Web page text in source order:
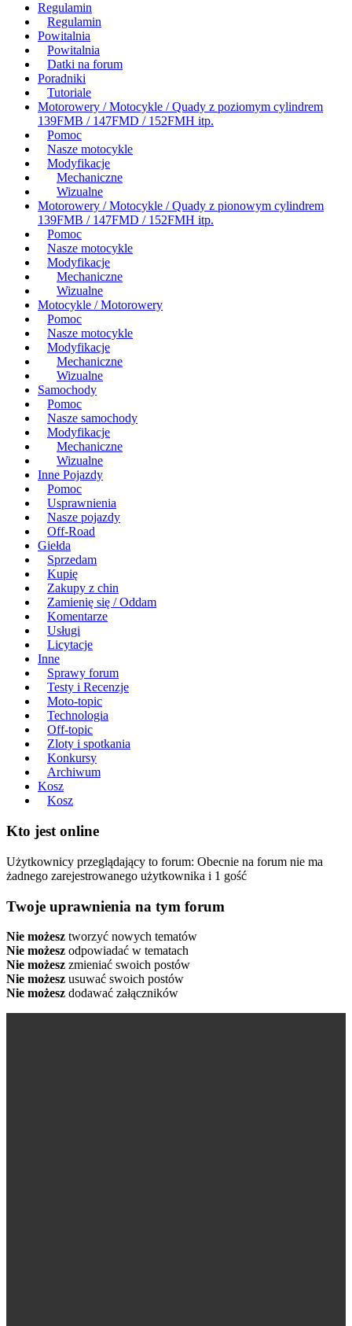
Regulamin
Regulamin
Powitalnia
Powitalnia
Datki na forum
Poradniki
Tutoriale
Motorowery / Motocykle / Quady z poziomym cylindrem
139FMB / 147FMD / 152FMH itp.
Pomoc
Nasze motocykle
Modyfikacje
Mechaniczne
Wizualne
Motorowery / Motocykle / Quady z pionowym cylindrem
139FMB / 147FMD / 152FMH itp.
Pomoc
Nasze motocykle
Modyfikacje
Mechaniczne
Wizualne
Motocykle / Motorowery
Pomoc
Nasze motocykle
Modyfikacje
Mechaniczne
Wizualne
Samochody
Pomoc
Nasze samochody
Modyfikacje
Mechaniczne
Wizualne
Inne Pojazdy
Pomoc
Usprawnienia
Nasze pojazdy
Off-Road
Giełda
Sprzedam
Kupię
Zakupy z chin
Zamienię się / Oddam
Komentarze
Usługi
Licytacje
Inne
Sprawy forum
Testy i Recenzje
Moto-topic
Technologia
Off-topic
Zloty i spotkania
Konkursy
Archiwum
Kosz
Kosz
Kto jest online
Użytkownicy przeglądający to forum: Obecnie na forum nie ma
żadnego zarejestrowanego użytkownika i 1 gość
Twoje uprawnienia na tym forum
Nie możesz tworzyć nowych tematów
Nie możesz odpowiadać w tematach
Nie możesz zmieniać swoich postów
Nie możesz usuwać swoich postów
Nie możesz dodawać załączników